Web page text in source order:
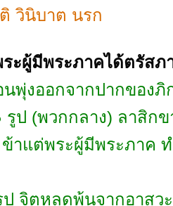
วินิบาต นรก
ะผู้มีพระภาคได้ตรัสภ
นพุ่งออกจากปากของ
รูป (พวกกลาง) ลาสิก
าแต่พระผู้มีพระภาค
จิตหลุดพ้นจากอาสว